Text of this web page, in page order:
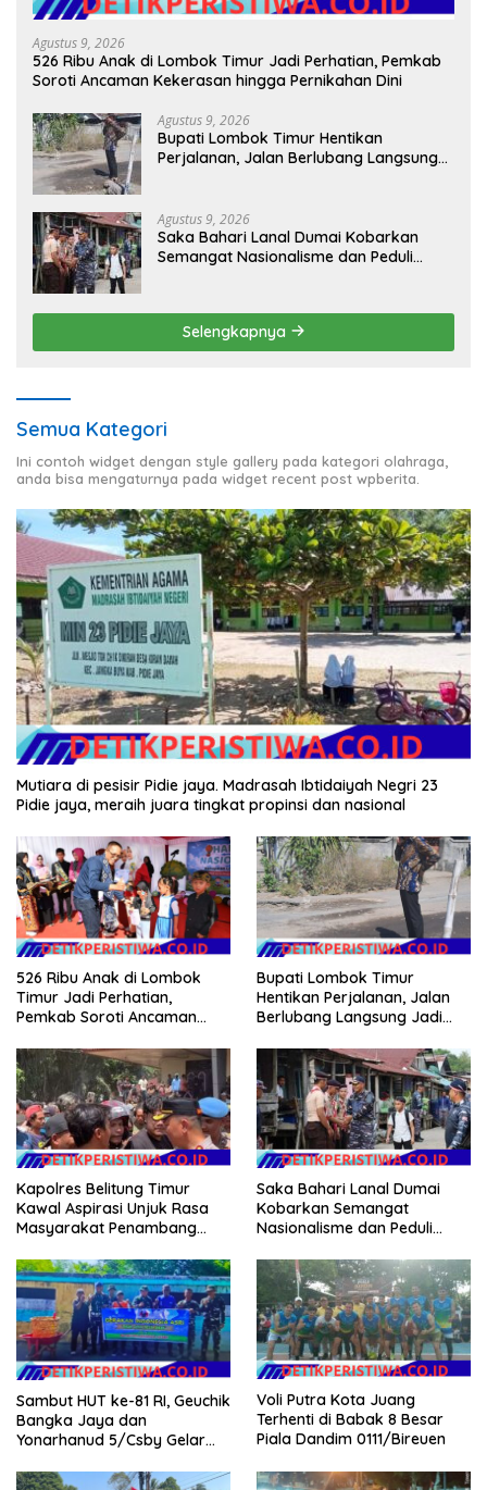
Agustus 9, 2026
526 Ribu Anak di Lombok Timur Jadi Perhatian, Pemkab
Soroti Ancaman Kekerasan hingga Pernikahan Dini
Agustus 9, 2026
Bupati Lombok Timur Hentikan
Perjalanan, Jalan Berlubang Langsung
Agustus 9, 2026
Saka Bahari Lanal Dumai Kobarkan
Semangat Nasionalisme dan Peduli
Selengkapnya
Semua Kategori
Ini contoh widget dengan style gallery pada kategori olahraga,
anda bisa mengaturnya pada widget recent post wpberita.
Mutiara di pesisir Pidie jaya. Madrasah Ibtidaiyah Negri 23
Pidie jaya, meraih juara tingkat propinsi dan nasional
526 Ribu Anak di Lombok
Timur Jadi Perhatian,
Pemkab Soroti Ancaman
Pernikahan Dini
Bupati Lombok Timur
Hentikan Perjalanan, Jalan
Berlubang Langsung Jadi
Kapolres Belitung Timur
Kawal Aspirasi Unjuk Rasa
Masyarakat Penambang
Kantor Operasional PT.Timah
Kecamatan Gantung.
Saka Bahari Lanal Dumai
Kobarkan Semangat
Nasionalisme dan Peduli
Sambut HUT ke-81 RI, Geuchik
Bangka Jaya dan
Yonarhanud 5/Csby Gelar
Gerakan Indonesia Asri
Voli Putra Kota Juang
Terhenti di Babak 8 Besar
Piala Dandim 0111/Bireuen